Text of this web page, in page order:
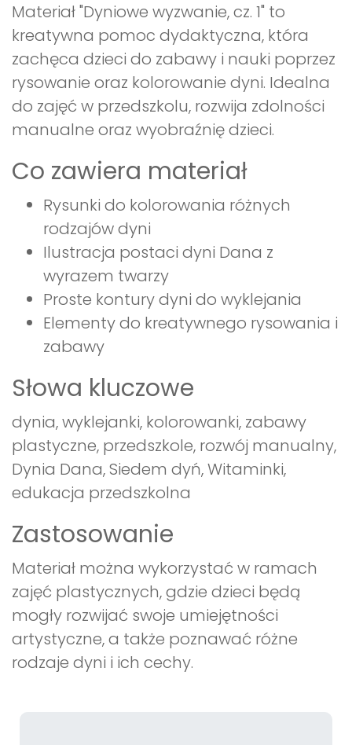
Materiał "Dyniowe wyzwanie, cz. 1" to
kreatywna pomoc dydaktyczna, która
zachęca dzieci do zabawy i nauki poprzez
rysowanie oraz kolorowanie dyni. Idealna
do zajęć w przedszkolu, rozwija zdolności
manualne oraz wyobraźnię dzieci.
Co zawiera materiał
Rysunki do kolorowania różnych
rodzajów dyni
Ilustracja postaci dyni Dana z
wyrazem twarzy
Proste kontury dyni do wyklejania
Elementy do kreatywnego rysowania i
zabawy
Słowa kluczowe
dynia, wyklejanki, kolorowanki, zabawy
plastyczne, przedszkole, rozwój manualny,
Dynia Dana, Siedem dyń, Witaminki,
edukacja przedszkolna
Zastosowanie
Materiał można wykorzystać w ramach
zajęć plastycznych, gdzie dzieci będą
mogły rozwijać swoje umiejętności
artystyczne, a także poznawać różne
rodzaje dyni i ich cechy.